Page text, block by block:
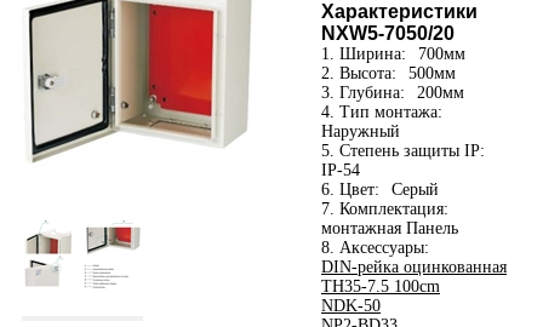
Характеристики
NXW5-7050/20
1. Ширина:
700мм
2. Высота:
500мм
3. Глубина:
200мм
4. Тип монтажа:
Наружный
5. Степень защиты IP:
IP-54
6. Цвет:
Серый
7. Комплектация:
монтажная Панель
8. Аксессуары:
DIN-рейка оцинкованная
TH35-7.5 100cm
NDK-50